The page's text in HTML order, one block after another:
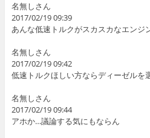
名無しさん
2017/02/19 09:39
あんな低速トルクがスカスカなエンジ
名無しさん
2017/02/19 09:42
低速トルクほしい方ならディーゼルを
名無しさん
2017/02/19 09:44
アホか…議論する気にもならん